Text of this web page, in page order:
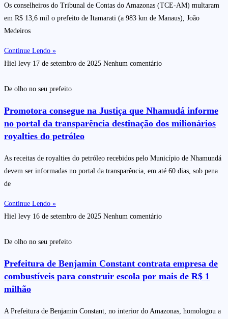
Os conselheiros do Tribunal de Contas do Amazonas (TCE-AM) multaram
em R$ 13,6 mil o prefeito de Itamarati (a 983 km de Manaus), João
Medeiros
Continue Lendo »
Hiel levy 17 de setembro de 2025 Nenhum comentário
De olho no seu prefeito
Promotora consegue na Justiça que Nhamudá informe
no portal da transparência destinação dos milionários
royalties do petróleo
As receitas de royalties do petróleo recebidos pelo Município de Nhamundá
devem ser informadas no portal da transparência, em até 60 dias, sob pena
de
Continue Lendo »
Hiel levy 16 de setembro de 2025 Nenhum comentário
De olho no seu prefeito
Prefeitura de Benjamin Constant contrata empresa de
combustíveis para construir escola por mais de R$ 1
milhão
A Prefeitura de Benjamin Constant, no interior do Amazonas, homologou a